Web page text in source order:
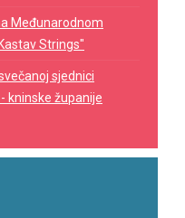
Međunarodnom
Strings"
sjednici
kninske županije